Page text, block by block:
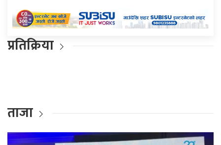
प्रतिक्रिया
ताजा